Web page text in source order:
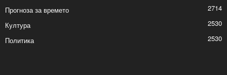
Прогноза за времето
2714
Култура
2530
Политика
2530